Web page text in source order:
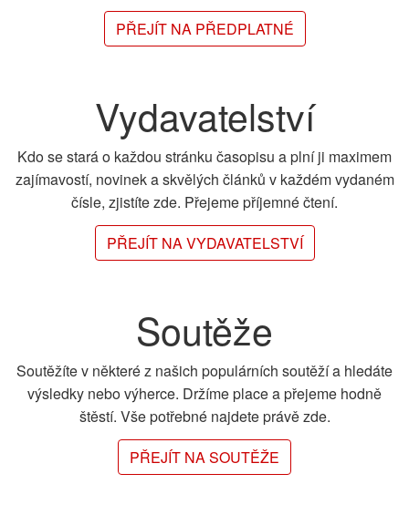
PŘEJÍT NA PŘEDPLATNÉ
Vydavatelství
Kdo se stará o každou stránku časopisu a plní ji maximem
zajímavostí, novinek a skvělých článků v každém vydaném
čísle, zjistíte zde. Přejeme příjemné čtení.
PŘEJÍT NA VYDAVATELSTVÍ
Soutěže
Soutěžíte v některé z našich populárních soutěží a hledáte
výsledky nebo výherce. Držíme place a přejeme hodně
štěstí. Vše potřebné najdete právě zde.
PŘEJÍT NA SOUTĚŽE